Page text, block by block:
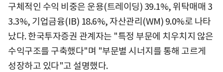
구체적인 수익 비중은 운용(트레이딩) 39.1%, 위탁매매 3
3.3%, 기업금융(IB) 18.6%, 자산관리(WM) 9.0%로 나타
났다. 한국투자증권 관계자는 "특정 부문에 치우치지 않은
수익구조를 구축했다"며 "부문별 시너지를 통해 고르게
성장하고 있다"고 설명했다.